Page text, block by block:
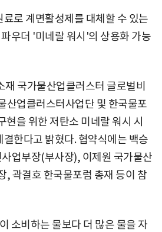
료로 계면활성제를 대체할 수 있는
우더 '미네랄 워시'의 상용화 가능
재 국가물산업클러스터 글로벌비
산업클러스터사업단 및 한국물포
을 위한 저탄소 미네랄 워시 시
한다고 밝혔다. 협약식에는 백승
업부장(부사장), 이제원 국가물산
, 곽결호 한국물포럼 총재 등이 참
소비하는 물보다 더 많은 물을 자